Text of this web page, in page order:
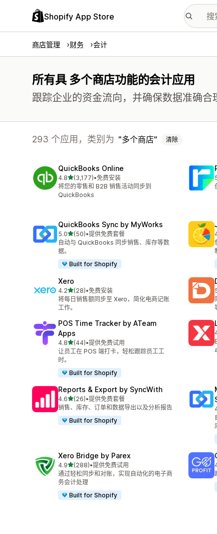
Shopify App Store
商店管理 财务 会计
所有具 多个商店功能的会计应用
跟踪企业的资金流向，并确保数据准确合
293 个应用，类别为 多个商店 清除
QuickBooks Online
4.8星（满分 5 星）
(3,177)
总共 3177 条评论
•免费安装
将您的零售和 B2B 销售活动同步到
QuickBooks
QuickBooks Sync by MyWorks
5.0星（满分 5 星）
(50)
总共 50 条评论
•提供免费套餐
自动与 QuickBooks 同步销售、库存等数
据。
Built for Shopify
Xero
4.2星（满分 5 星）
(28)
总共 28 条评论
•免费安装
将每日销售额同步至 Xero，简化电商记账
工作。
POS Time Tracker by ATeam
Apps
4.8星（满分 5 星）
(44)
总共 44 条评论
•提供免费试用
让员工在 POS 端打卡，轻松跟踪员工工
时。
Built for Shopify
Reports & Export by SyncWith
4.6星（满分 5 星）
(26)
总共 26 条评论
•提供免费套餐
销售、库存、订单和数据导出以及分析报告
Built for Shopify
Xero Bridge by Parex
4.9星（满分 5 星）
(288)
总共 288 条评论
•提供免费试用
通过轻松同步和对账，实现自动化的电子商
务会计处理
Built for Shopify